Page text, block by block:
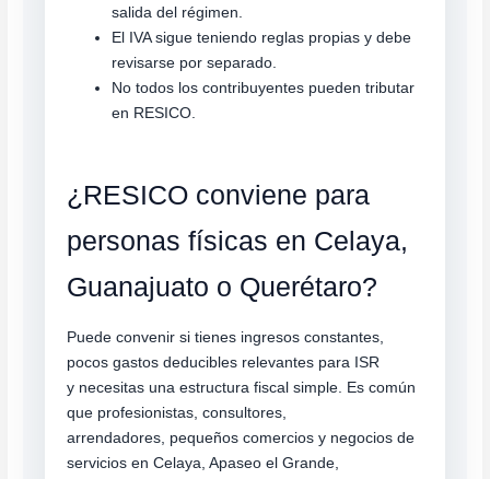
salida del régimen.
El IVA sigue teniendo reglas propias y debe
revisarse por separado.
No todos los contribuyentes pueden tributar
en RESICO.
¿RESICO conviene para
personas físicas en Celaya,
Guanajuato o Querétaro?
Puede convenir si tienes ingresos constantes,
pocos gastos deducibles relevantes para ISR
y necesitas una estructura fiscal simple. Es común
que profesionistas, consultores,
arrendadores, pequeños comercios y negocios de
servicios en Celaya, Apaseo el Grande,